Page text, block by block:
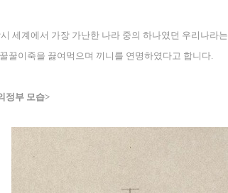
세계에서 가장 가난한 나라 중의 하나였던 우리나라는
꿀이죽을 끓여먹으며 끼니를 연명하였다고 합니다.
정부 모습>